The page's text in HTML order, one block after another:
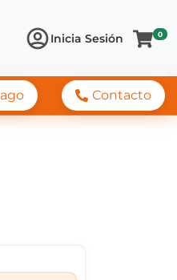
Inicia Sesión 0
Contacto